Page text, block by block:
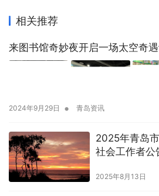
相关推荐
来图书馆奇妙夜开启一场太空奇遇
2024年9月29日 • 青岛资讯
2025年青岛
社会工作者公
2025年8月13日